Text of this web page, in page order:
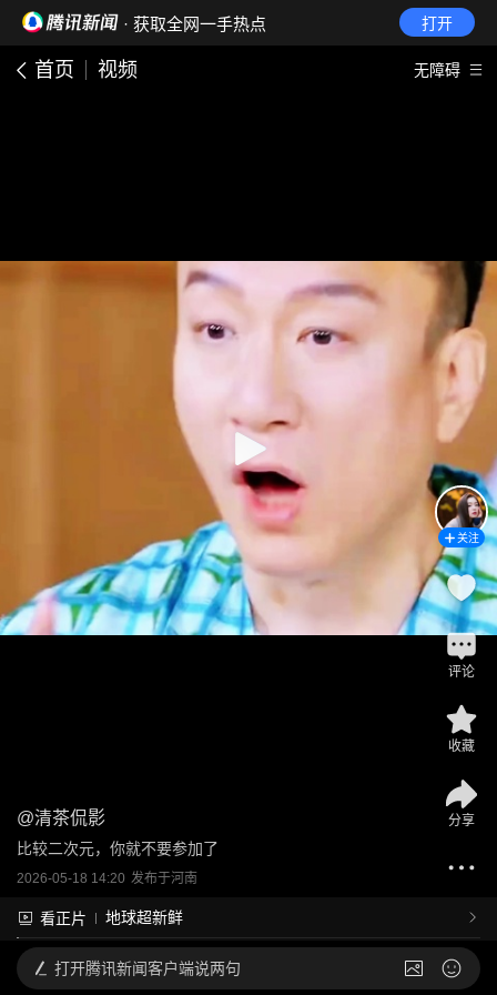
· 获取全网一手热点 打开
首页 视频 无障碍
@清茶侃影
比较二次元，你就不要参加了
2026-05-18 14:20 发布于河南
看正片 地球超新鲜
关注
评论
收藏
分享
打开腾讯新闻客户端说两句